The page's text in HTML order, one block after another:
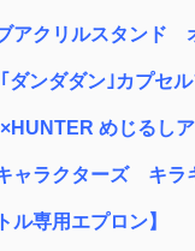
アクリルスタンド
｢ダンダダン｣カプセ
めじるしア
キャラクターズ キ
ル専用エプロン】